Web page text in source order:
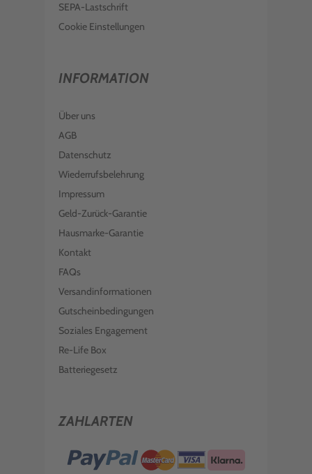
SEPA-Lastschrift
Cookie Einstellungen
INFORMATION
Über uns
AGB
Datenschutz
Wiederrufsbelehrung
Impressum
Geld-Zurück-Garantie
Hausmarke-Garantie
Kontakt
FAQs
Versandinformationen
Gutscheinbedingungen
Soziales Engagement
Re-Life Box
Batteriegesetz
ZAHLARTEN